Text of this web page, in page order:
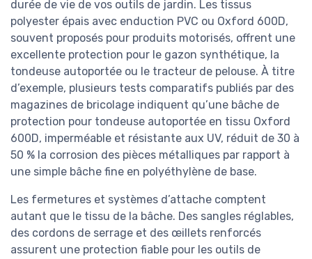
durée de vie de vos outils de jardin. Les tissus
polyester épais avec enduction PVC ou Oxford 600D,
souvent proposés pour produits motorisés, offrent une
excellente protection pour le gazon synthétique, la
tondeuse autoportée ou le tracteur de pelouse. À titre
d’exemple, plusieurs tests comparatifs publiés par des
magazines de bricolage indiquent qu’une bâche de
protection pour tondeuse autoportée en tissu Oxford
600D, imperméable et résistante aux UV, réduit de 30 à
50 % la corrosion des pièces métalliques par rapport à
une simple bâche fine en polyéthylène de base.
Les fermetures et systèmes d’attache comptent
autant que le tissu de la bâche. Des sangles réglables,
des cordons de serrage et des œillets renforcés
assurent une protection fiable pour les outils de